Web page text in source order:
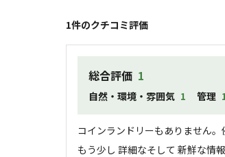
1件のクチコミ評価
総合評価 1
自然・環境・雰囲気 1 管理
コインランドリーもありません
もう少し 詳細なそして 新鮮な情